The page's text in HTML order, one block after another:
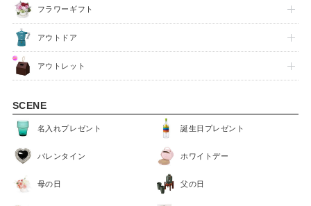
フラワーギフト
アウトドア
アウトレット
SCENE
名入れプレゼント 誕生日プレゼント
バレンタイン ホワイトデー
母の日 父の日